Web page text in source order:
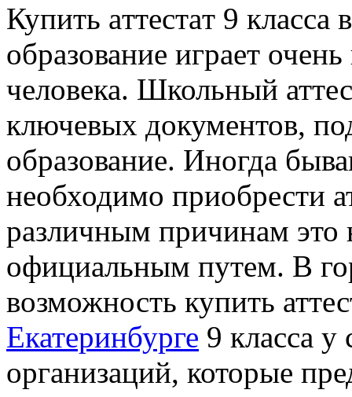
Купить aттeстaт 9
образование играет
человека. Школьный
ключевых документов,
образование. Иногда
необходимо приобрести
различным причинам это
официальным путем. В
возможность купить
Екатеринбурге 9 класса
организаций, которые